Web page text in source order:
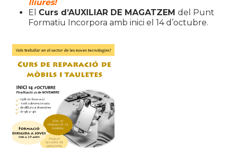
lliures!
El Curs d’AUXILIAR DE MAGATZEM del Punt
Formatiu Incorpora amb inici el 14 d’octubre.